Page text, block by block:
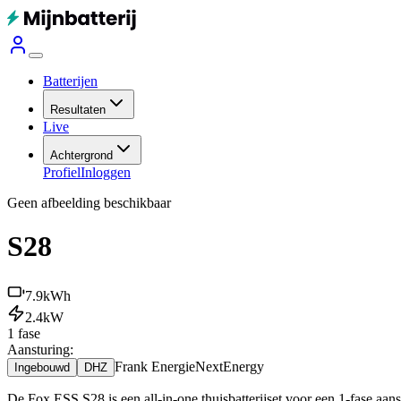
Batterijen
Resultaten
Live
Achtergrond
ProfielInloggen
Geen afbeelding beschikbaar
S28
7.9kWh
2.4kW
1 fase
Aansturing:
Ingebouwd DHZ Frank EnergieNextEnergy